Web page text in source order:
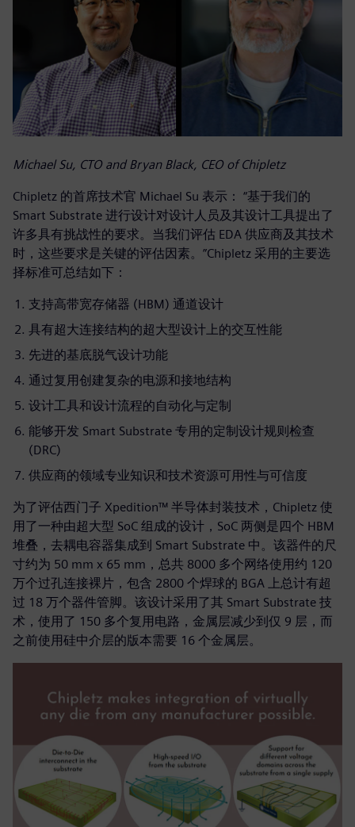
Michael Su, CTO and Bryan Black, CEO of Chipletz
Chipletz 的首席技术官 Michael Su 表示： “基于我们的
Smart Substrate 进行设计对设计人员及其设计工具提出了
许多具有挑战性的要求。当我们评估 EDA 供应商及其技术
时，这些要求是关键的评估因素。”Chipletz 采用的主要选
择标准可总结如下：
支持高带宽存储器 (HBM) 通道设计
具有超大连接结构的超大型设计上的交互性能
先进的基底脱气设计功能
通过复用创建复杂的电源和接地结构
设计工具和设计流程的自动化与定制
能够开发 Smart Substrate 专用的定制设计规则检查
(DRC)
供应商的领域专业知识和技术资源可用性与可信度
为了评估西门子 Xpedition™ 半导体封装技术，Chipletz 使
用了一种由超大型 SoC 组成的设计，SoC 两侧是四个 HBM
堆叠，去耦电容器集成到 Smart Substrate 中。该器件的尺
寸约为 50 mm x 65 mm，总共 8000 多个网络使用约 120
万个过孔连接裸片，包含 2800 个焊球的 BGA 上总计有超
过 18 万个器件管脚。该设计采用了其 Smart Substrate 技
术，使用了 150 多个复用电路，金属层减少到仅 9 层，而
之前使用硅中介层的版本需要 16 个金属层。